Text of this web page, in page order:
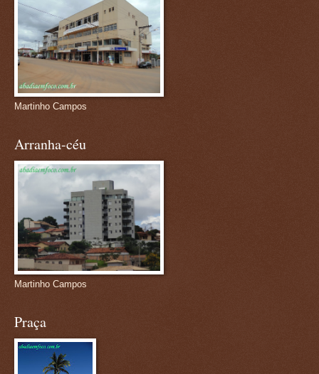
Martinho Campos
Arranha-céu
Martinho Campos
Praça